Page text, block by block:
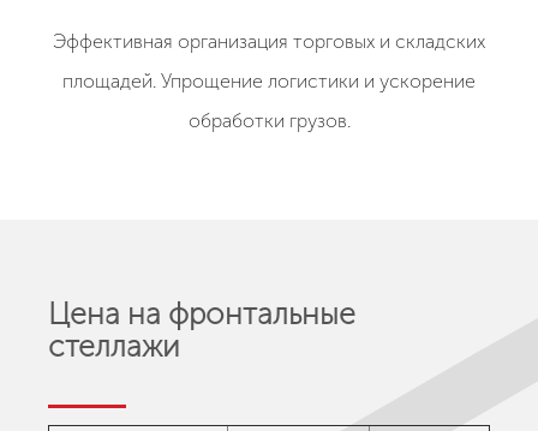
Эффективная организация торговых и складских
площадей. Упрощение логистики и ускорение
обработки грузов.
Цена на фронтальные
стеллажи